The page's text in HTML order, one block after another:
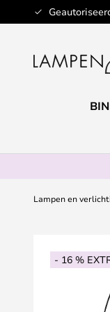
Ga
naar
inhoud
Lampen en
- 16 %
naar